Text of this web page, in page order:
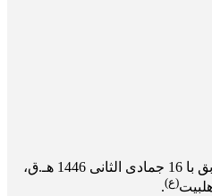
چهار‌شنبه 28/9/1403 هـ.ش مطابق با 16 جمادی الثانی 1446 هـ.ق،
(ع).